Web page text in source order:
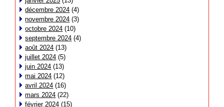
décembre 2024 (4)
novembre 2024 (3)
octobre 2024 (10)
septembre 2024 (4)
août 2024 (13)
juillet 2024 (5)
juin 2024 (13)
mai 2024 (12)
avril 2024 (16)
mars 2024 (22)
février 2024 (15)